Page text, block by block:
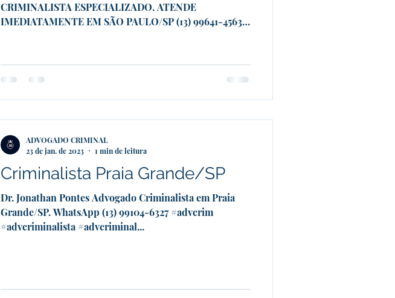
CRIMINALISTA ESPECIALIZADO. ATENDE
IMEDIATAMENTE EM SÃO PAULO/SP (13) 99641-4563
Criminalista Praia Grande/SP
Dr. Jonathan Pontes Advogado Criminalista em Praia
Grande/SP. WhatsApp (13) 99104-6327 #advcrim
#advcriminalista #advcriminal...
ADVOGADO CRIMINAL
23 de jan. de 2023
1 min de leitura